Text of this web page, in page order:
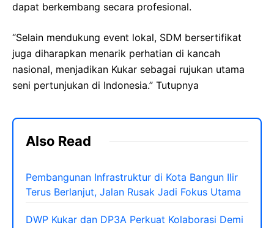
dapat berkembang secara profesional.
“Selain mendukung event lokal, SDM bersertifikat
juga diharapkan menarik perhatian di kancah
nasional, menjadikan Kukar sebagai rujukan utama
seni pertunjukan di Indonesia.” Tutupnya
Also Read
Pembangunan Infrastruktur di Kota Bangun Ilir
Terus Berlanjut, Jalan Rusak Jadi Fokus Utama
DWP Kukar dan DP3A Perkuat Kolaborasi Demi